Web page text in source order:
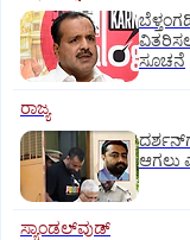
ಸೂಚನೆ
ರಾಜ್ಯ
ದರ್ಶನ್‌ಗೆ
ಆಗಲು
ಸ್ಯಾಂಡಲ್‌ವುಡ್‌